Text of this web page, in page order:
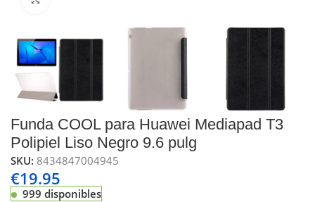
Funda COOL para Huawei Mediapad T3
Polipiel Liso Negro 9.6 pulg
SKU:8434847004945
€19.95
999 disponibles